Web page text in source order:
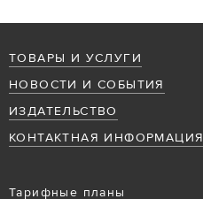
ТОВАРЫ И УСЛУГИ
НОВОСТИ И СОБЫТИЯ
ИЗДАТЕЛЬСТВО
КОНТАКТНАЯ ИНФОРМАЦИЯ
Тарифные планы